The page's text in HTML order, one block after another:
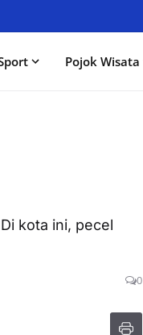
Pojok Wisata
kota ini, pecel
0